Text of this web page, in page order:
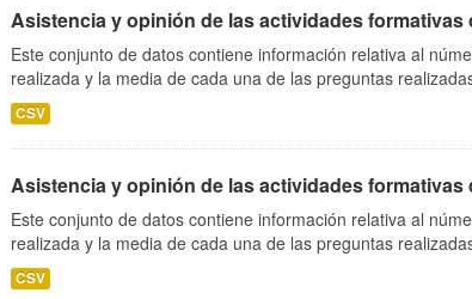
Asistencia y opinión de las actividades formativas
Este conjunto de datos contiene información relativa al
realizada y la media de cada una de las preguntas
CSV
Asistencia y opinión de las actividades formativas
Este conjunto de datos contiene información relativa al
realizada y la media de cada una de las preguntas
CSV